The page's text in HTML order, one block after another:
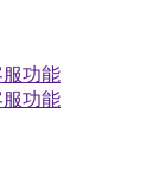
功能
功能